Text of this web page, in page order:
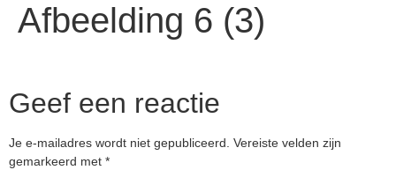
Afbeelding 6 (3)
Geef een reactie
Je e-mailadres wordt niet gepubliceerd. Vereiste velden zijn
gemarkeerd met *